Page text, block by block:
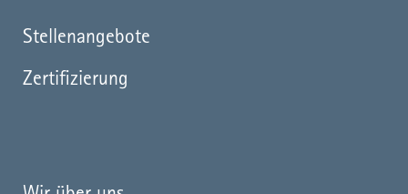
Stellenangebote
Zertifizierung